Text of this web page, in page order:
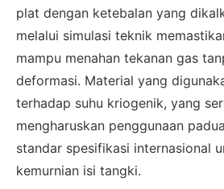
plat dengan ketebalan yang
melalui simulasi teknik
mampu menahan tekanan gas
deformasi. Material yang
terhadap suhu kriogenik, yang
mengharuskan penggunaan
standar spesifikasi internasional
kemurnian isi tangki.